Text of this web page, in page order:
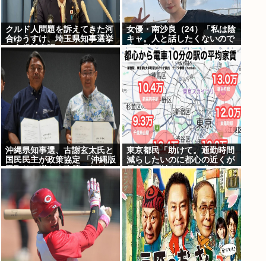
クルド人問題を訴えてきた河
合ゆうすけ、埼玉県知事選挙
に立候補表明www
女優・南沙良（24）「私は陰
キャ。人と話したくないので
家に引きこもってPCでアニ
メを観ていたい」
沖縄県知事選、古謝玄太氏と
国民民主が政策協定 「沖縄版
手取りを増やす政策」など5
東京都民「助けて。通勤時間
減らしたいのに都心の近くが
最低10万払わないと住めない
の」